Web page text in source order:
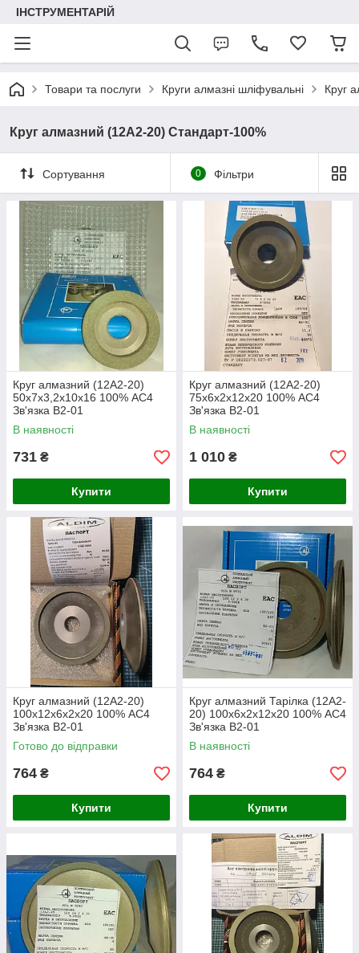
ІНСТРУМЕНТАРІЙ
Товари та послуги Круги алмазні шліфувальні Круг
Круг алмазний (12А2-20) Стандарт-100%
Сортування 0 Фільтри
Круг алмазний (12А2-20)
50х7х3,2х10х16 100% АС4
Зв'язка В2-01
В наявності
731 ₴
Купити
Круг алмазний (12А2-20)
75х6х2х12х20 100% АС4
Зв'язка В2-01
В наявності
1 010 ₴
Купити
Круг алмазний (12А2-20)
100х12х6х2х20 100% АС4
Зв'язка В2-01
Готово до відправки
764 ₴
Купити
Круг алмазний Тарілка (12А2-
20) 100х6х2х12х20 100% АС4
Зв'язка В2-01
В наявності
764 ₴
Купити